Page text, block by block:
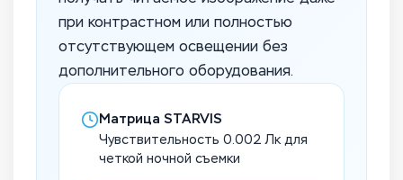
при контрастном или полностью
отсутствующем освещении без
дополнительного оборудования.
Матрица STARVIS
Чувствительность 0.002 Лк для
четкой ночной съемки